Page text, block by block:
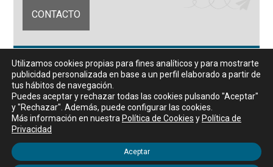
CONTACTO
Fundación Universidad de Cádiz
Calle Ancha 10 (Edificio José Pérez Llorca), CP. 11001, Cádiz
CIF: G11442167
956 07 03 70 / 72
Horario de atención al público
De lunes a viernes, de 9 a 14 horas
Utilizamos cookies propias para fines analíticos y para mostrarte
publicidad personalizada en base a un perfil elaborado a partir de
tus hábitos de navegación.
Puedes aceptar y rechazar todas las cookies pulsando "Aceptar"
y "Rechazar". Además, puede configurar las cookies.
Más información en nuestra Política de Cookies y Política de
Privacidad
Aceptar